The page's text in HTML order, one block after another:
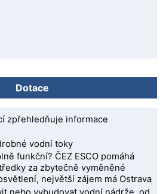
Dotace
zpřehledňuje informace
vodní toky
funkční? ČEZ ESCO pomáhá
za zbytečně vyměněné
největší zájem má Ostrava